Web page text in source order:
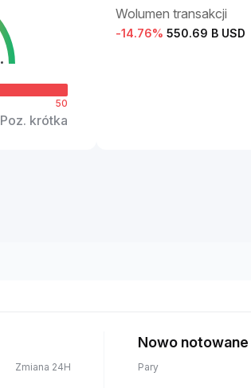
50
Poz. krótka
Wolumen transakcji
-14.76% 550.69 B USD
Zmiana 24H
Nowo notowane
Pary